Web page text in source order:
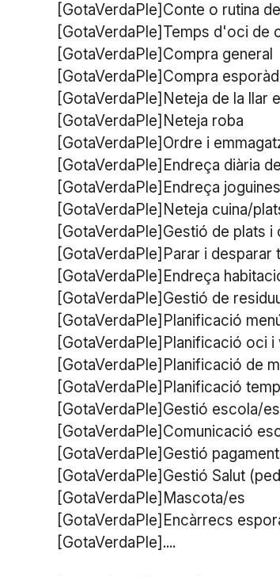
[GotaVerdaPle]Conte o rutina
[GotaVerdaPle]Temps d'oci de
[GotaVerdaPle]Compra general
[GotaVerdaPle]Compra
[GotaVerdaPle]Neteja de la llar
[GotaVerdaPle]Neteja roba
[GotaVerdaPle]Ordre i
[GotaVerdaPle]Endreça diària
[GotaVerdaPle]Endreça joguines
[GotaVerdaPle]Neteja cuina/
[GotaVerdaPle]Gestió de plats
[GotaVerdaPle]Parar i desparar
[GotaVerdaPle]Endreça
[GotaVerdaPle]Gestió de
[GotaVerdaPle]Planificació
[GotaVerdaPle]Planificació oci i
[GotaVerdaPle]Planificació de
[GotaVerdaPle]Planificació
[GotaVerdaPle]Gestió escola/
[GotaVerdaPle]Comunicació
[GotaVerdaPle]Gestió
[GotaVerdaPle]Gestió Salut
[GotaVerdaPle]Mascota/es
[GotaVerdaPle]Encàrrecs
[GotaVerdaPle]....